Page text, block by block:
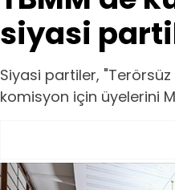
siyasi
Siyasi partiler,
komisyon için üyelerini